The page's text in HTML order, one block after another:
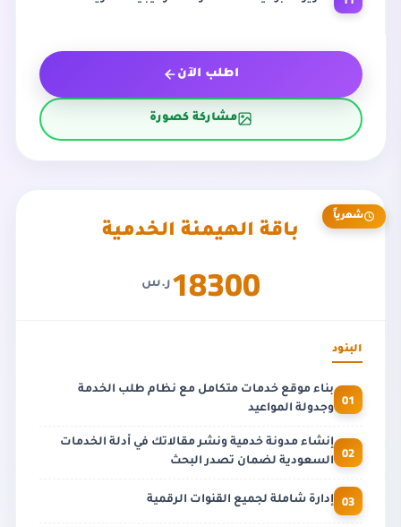
اطلب الآن
مشاركة كصورة
شهرياً
باقة الهيمنة الخدمية
18300ر.س
البنود
01
بناء موقع خدمات متكامل مع نظام طلب الخدمة
وجدولة المواعيد
02
إنشاء مدونة خدمية ونشر مقالاتك في أدلة الخدمات
السعودية لضمان تصدر البحث
03 إدارة شاملة لجميع القنوات الرقمية